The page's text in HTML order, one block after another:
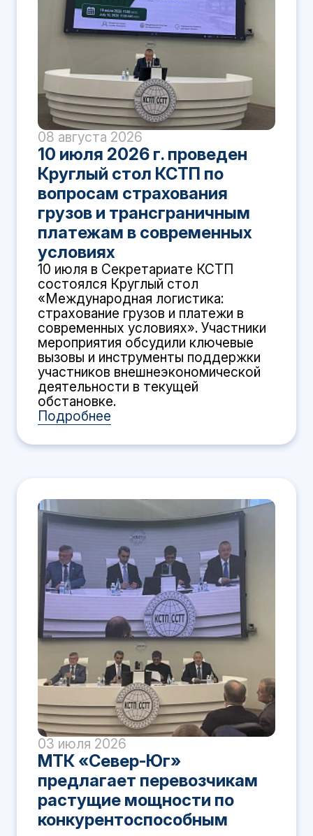
08 августа 2026
10 июля 2026 г. проведен
Круглый стол КСТП по
вопросам страхования
грузов и трансграничным
платежам в современных
условиях
10 июля в Секретариате КСТП
состоялся Круглый стол
«Международная логистика:
страхование грузов и платежи в
современных условиях». Участники
мероприятия обсудили ключевые
вызовы и инструменты поддержки
участников внешнеэкономической
деятельности в текущей
обстановке.
Подробнее
03 июля 2026
МТК «Север-Юг»
предлагает перевозчикам
растущие мощности по
конкурентоспособным